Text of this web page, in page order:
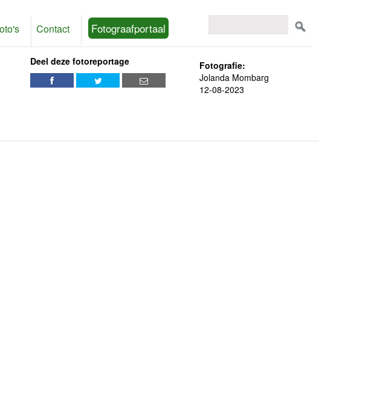
Contact Fotograafportaal
Deel deze fotoreportage
Fotografie:
Jolanda Mombarg
12-08-2023